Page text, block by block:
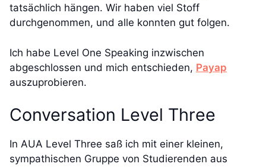
tatsächlich hängen. Wir haben viel Stoff
durchgenommen, und alle konnten gut folgen.
Ich habe Level One Speaking inzwischen
abgeschlossen und mich entschieden, Payap
auszuprobieren.
Conversation Level Three
In AUA Level Three saß ich mit einer kleinen,
sympathischen Gruppe von Studierenden aus